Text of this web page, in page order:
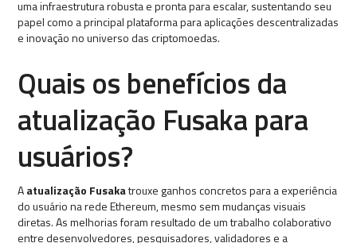
uma infraestrutura robusta e pronta para escalar, sustentando seu
papel como a principal plataforma para aplicações descentralizadas
e inovação no universo das criptomoedas.
Quais os benefícios da
atualização Fusaka para
usuários?
Aatualização Fusakatrouxe ganhos concretos para a experiência
do usuário na rede Ethereum, mesmo sem mudanças visuais
diretas. As melhorias foram resultado de um trabalho colaborativo
entre desenvolvedores, pesquisadores, validadores e a